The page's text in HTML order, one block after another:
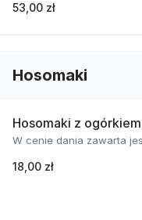
53,00 zł
Hosomaki
Hosomaki z ogórkiem
W cenie dania zawarta
18,00 zł